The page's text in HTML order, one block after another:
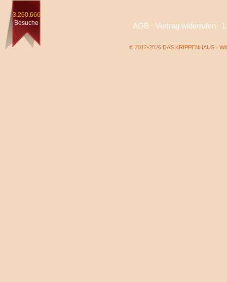
3.260.666
Besuche
AGB · Vertrag widerrufen·
© 2012-2026 DAS KRIPPENHAUS ·